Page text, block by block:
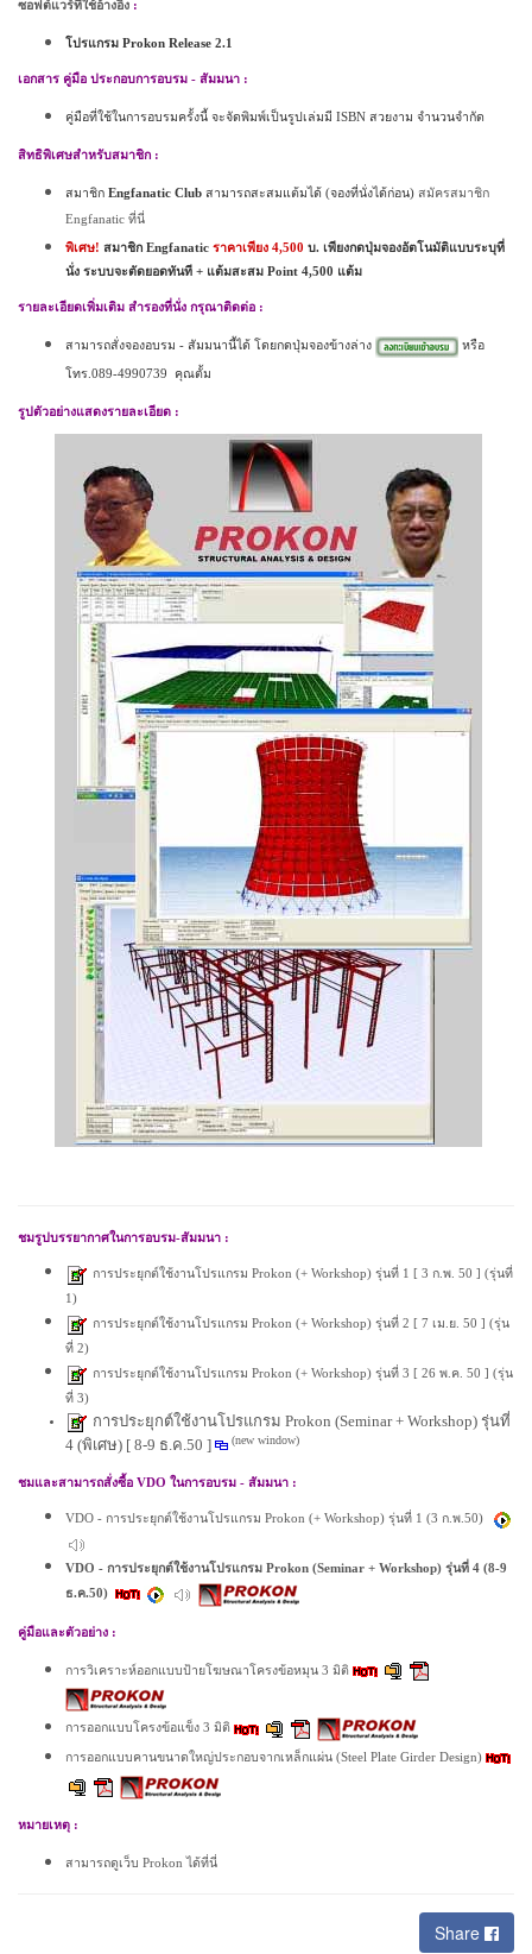
ซอฟต์แวร์ที่ใช้อ้างอิง :
โปรแกรม Prokon Release 2.1
เอกสาร คู่มือ ประกอบการอบรม - สัมมนา :
คู่มือที่ใช้ในการอบรมครั้งนี้ จะจัดพิมพ์เป็นรูปเล่มมี ISBN สวยงาม จำนวนจำกัด
สิทธิพิเศษสำหรับสมาชิก :
สมาชิก Engfanatic Club สามารถสะสมแต้มได้ (จองที่นั่งได้ก่อน) สมัครสมาชิก
Engfanatic ที่นี่
พิเศษ! สมาชิก Engfanatic ราคาเพียง 4,500 บ. เพียงกดปุ่มจองอัตโนมัติแบบระบุที่
นั่ง ระบบจะตัดยอดทันที + แต้มสะสม Point 4,500 แต้ม
รายละเอียดเพิ่มเติม สำรองที่นั่ง กรุณาติดต่อ :
สามารถสั่งจองอบรม - สัมมนานี้ได้ โดยกดปุ่มจองข้างล่าง หรือ
โทร.089-4990739 คุณตั้ม
รูปตัวอย่างแสดงรายละเอียด :
ชมรูปบรรยากาศในการอบรม-สัมมนา :
การประยุกต์ใช้งานโปรแกรม Prokon (+ Workshop) รุ่นที่ 1 [ 3 ก.พ. 50 ] (รุ่นที่
1)
การประยุกต์ใช้งานโปรแกรม Prokon (+ Workshop) รุ่นที่ 2 [ 7 เม.ย. 50 ]
(รุ่น
ที่ 2)
การประยุกต์ใช้งานโปรแกรม Prokon (+ Workshop) รุ่นที่ 3 [ 26 พ.ค. 50 ]
(รุ่น
ที่ 3)
การประยุกต์ใช้งานโปรแกรม Prokon (Seminar + Workshop) รุ่นที่
4 (พิเศษ) [ 8-9 ธ.ค.50 ]
(new window)
ชมและสามารถสั่งซื้อ VDO ในการอบรม - สัมมนา :
VDO - การประยุกต์ใช้งานโปรแกรม Prokon (+ Workshop) รุ่นที่ 1 (3 ก.พ.50)
VDO - การประยุกต์ใช้งานโปรแกรม Prokon (Seminar + Workshop) รุ่นที่ 4 (8-9
ธ.ค.50)
คู่มือและตัวอย่าง :
การวิเคราะห์ออกแบบป้ายโฆษณาโครงข้อหมุน 3 มิติ
การออกแบบโครงข้อแข็ง 3 มิติ
การออกแบบคานขนาดใหญ่ประกอบจากเหล็กแผ่น (Steel Plate Girder Design)
หมายเหตุ :
สามารถดูเว็บ Prokon ได้ที่นี่
Share